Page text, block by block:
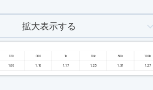
拡大表示する
120 300 1k 10k 50k 100k
1.00 1.10 1.17 1.25 1.31 1.27